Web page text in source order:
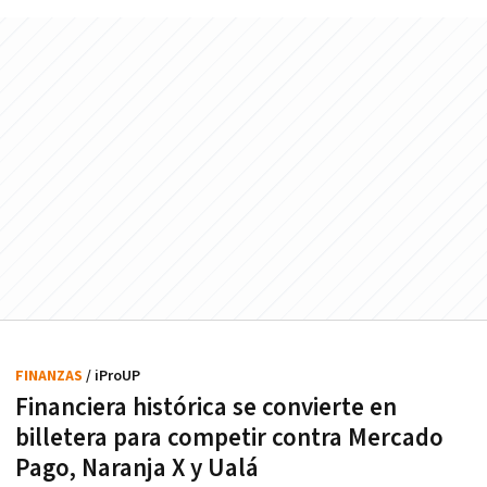
Financiera histórica se convierte en
billetera para competir contra Mercado
Pago, Naranja X y Ualá
FINANZAS / iProUP